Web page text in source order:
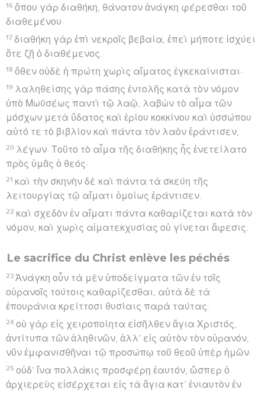
16 ὅπου γὰρ διαθήκη, θάνατον ἀνάγκη φέρεσθαι τοῦ
διαθεμένου·
17 διαθήκη γὰρ ἐπὶ νεκροῖς βεβαία, ἐπεὶ μήποτε ἰσχύει
ὅτε ζῇ ὁ διαθέμενος.
18 ὅθεν οὐδὲ ἡ πρώτη χωρὶς αἵματος ἐγκεκαίνισται·
19 λαληθείσης γὰρ πάσης ἐντολῆς κατὰ τὸν νόμον
ὑπὸ Μωϋσέως παντὶ τῷ λαῷ, λαβὼν τὸ αἷμα τῶν
μόσχων μετὰ ὕδατος καὶ ἐρίου κοκκίνου καὶ ὑσσώπου
αὐτό τε τὸ βιβλίον καὶ πάντα τὸν λαὸν ἐράντισεν,
20 λέγων· Τοῦτο τὸ αἷμα τῆς διαθήκης ἧς ἐνετείλατο
πρὸς ὑμᾶς ὁ θεός·
21 καὶ τὴν σκηνὴν δὲ καὶ πάντα τὰ σκεύη τῆς
λειτουργίας τῷ αἵματι ὁμοίως ἐράντισεν.
22 καὶ σχεδὸν ἐν αἵματι πάντα καθαρίζεται κατὰ τὸν
νόμον, καὶ χωρὶς αἱματεκχυσίας οὐ γίνεται ἄφεσις.
Le sacrifice du Christ enlève les péchés
23 Ἀνάγκη οὖν τὰ μὲν ὑποδείγματα τῶν ἐν τοῖς
οὐρανοῖς τούτοις καθαρίζεσθαι, αὐτὰ δὲ τὰ
ἐπουράνια κρείττοσι θυσίαις παρὰ ταύτας.
24 οὐ γὰρ εἰς χειροποίητα εἰσῆλθεν ἅγια Χριστός,
ἀντίτυπα τῶν ἀληθινῶν, ἀλλ’ εἰς αὐτὸν τὸν οὐρανόν,
νῦν ἐμφανισθῆναι τῷ προσώπῳ τοῦ θεοῦ ὑπὲρ ἡμῶν·
25 οὐδ’ ἵνα πολλάκις προσφέρῃ ἑαυτόν, ὥσπερ ὁ
ἀρχιερεὺς εἰσέρχεται εἰς τὰ ἅγια κατ’ ἐνιαυτὸν ἐν